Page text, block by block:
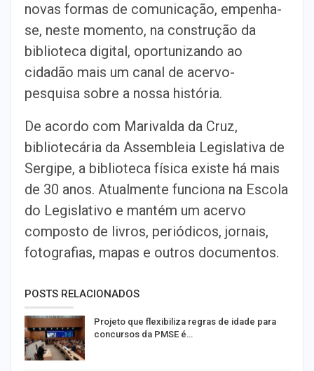
novas formas de comunicação, empenha-
se, neste momento, na construção da
biblioteca digital, oportunizando ao
cidadão mais um canal de acervo-
pesquisa sobre a nossa história.
De acordo com Marivalda da Cruz,
bibliotecária da Assembleia Legislativa de
Sergipe, a biblioteca física existe há mais
de 30 anos. Atualmente funciona na Escola
do Legislativo e mantém um acervo
composto de livros, periódicos, jornais,
fotografias, mapas e outros documentos.
POSTS RELACIONADOS
Projeto que flexibiliza regras de idade para
concursos da PMSE é…